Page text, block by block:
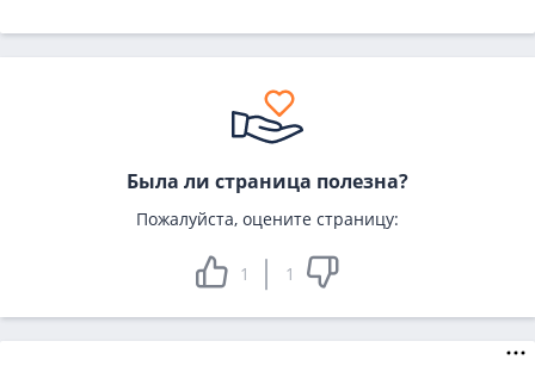
Была ли страница полезна?
Пожалуйста, оцените страницу:
1 1